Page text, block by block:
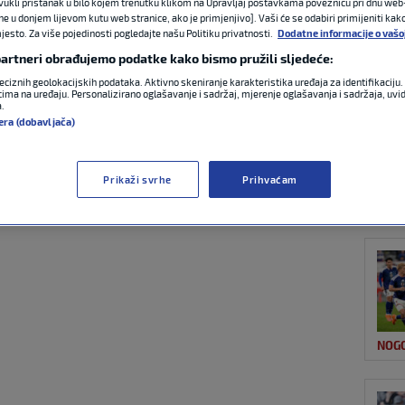
neće: Petković
u debiju za
pristanak u bilo kojem trenutku klikom na Upravljaj postavkama poveznicu pri dnu
u donjem lijevom kutu web stranice, ako je primjenjivo]. Vaši će se odabiri primijeniti
Za više pojedinosti pogledajte našu Politiku privatnosti.
Dodatne informacije o
obrađujemo podatke kako bismo pružili sljedeće:
geolokacijskih podataka. Aktivno skeniranje karakteristika uređaja za
na uređaju. Personalizirano oglašavanje i sadržaj, mjerenje oglašavanja i sadržaja,
(dobavljača)
Prikaži svrhe Prihvaćam